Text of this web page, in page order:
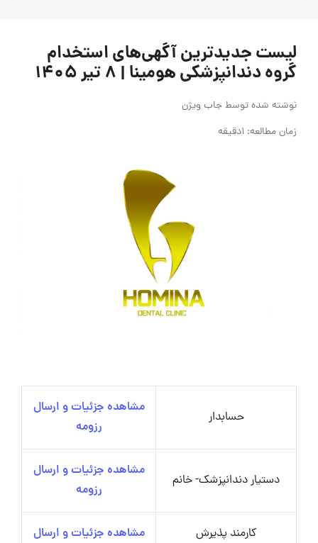
لیست جدیدترین آگهی‌های استخدام
گروه دندانپزشکی هومینا | ۸ تیر ۱۴۰۵
نوشته شده توسطجاب ویژن
زمان مطالعه: 1دقیقه
حسابدار
مشاهده جزئیات و ارسال
رزومه
دستیار دندانپزشک- خانم
مشاهده جزئیات و ارسال
رزومه
کارمند پذیرش
مشاهده جزئیات و ارسال